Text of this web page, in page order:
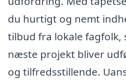
du hurtigt og nemt
tilbud fra lokale fagfolk,
næste projekt bliver
og tilfredsstillende.